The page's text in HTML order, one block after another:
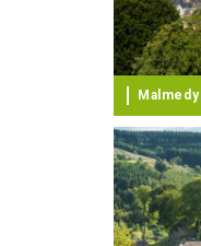
Malmedy